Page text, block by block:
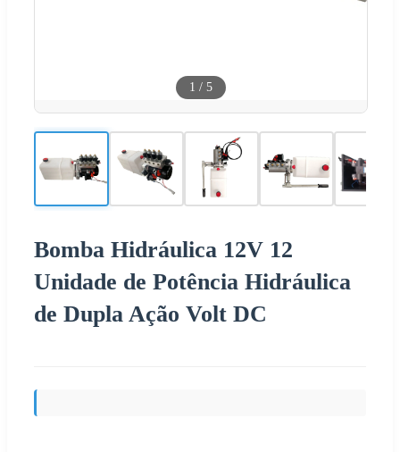
1 / 5
Bomba Hidráulica 12V 12
Unidade de Potência Hidráulica
de Dupla Ação Volt DC